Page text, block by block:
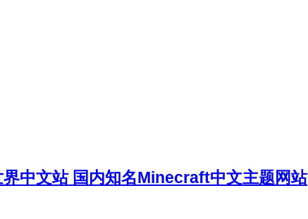
界中文站 国内知名Minecraft中文主题网站